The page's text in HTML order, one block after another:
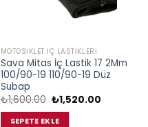
MOTOSIKLET İÇ LASTIKLERI
Sava Mitas İç Lastik 17 2Mm
100/90-19 110/90-19 Düz
Subap
₺1,600.00 Orijinal
fiyat:
₺1,600.00.
₺1,520.00Şu
SEPETE EKLE